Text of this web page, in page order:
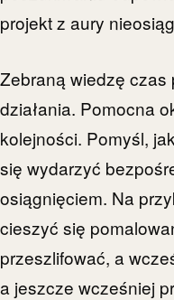
projekt z aury
Zebraną wiedzę czas
działania. Pomocna
kolejności. Pomyśl,
się wydarzyć
osiągnięciem. Na
cieszyć się
przeszlifować, a
a jeszcze wcześniej